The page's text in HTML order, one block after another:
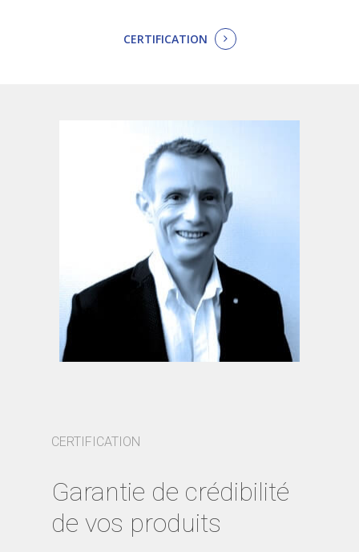
CERTIFICATION
CERTIFICATION
Garantie de crédibilité
de vos produits